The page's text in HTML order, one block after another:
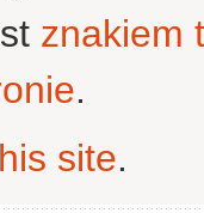
znakiem
.
site.